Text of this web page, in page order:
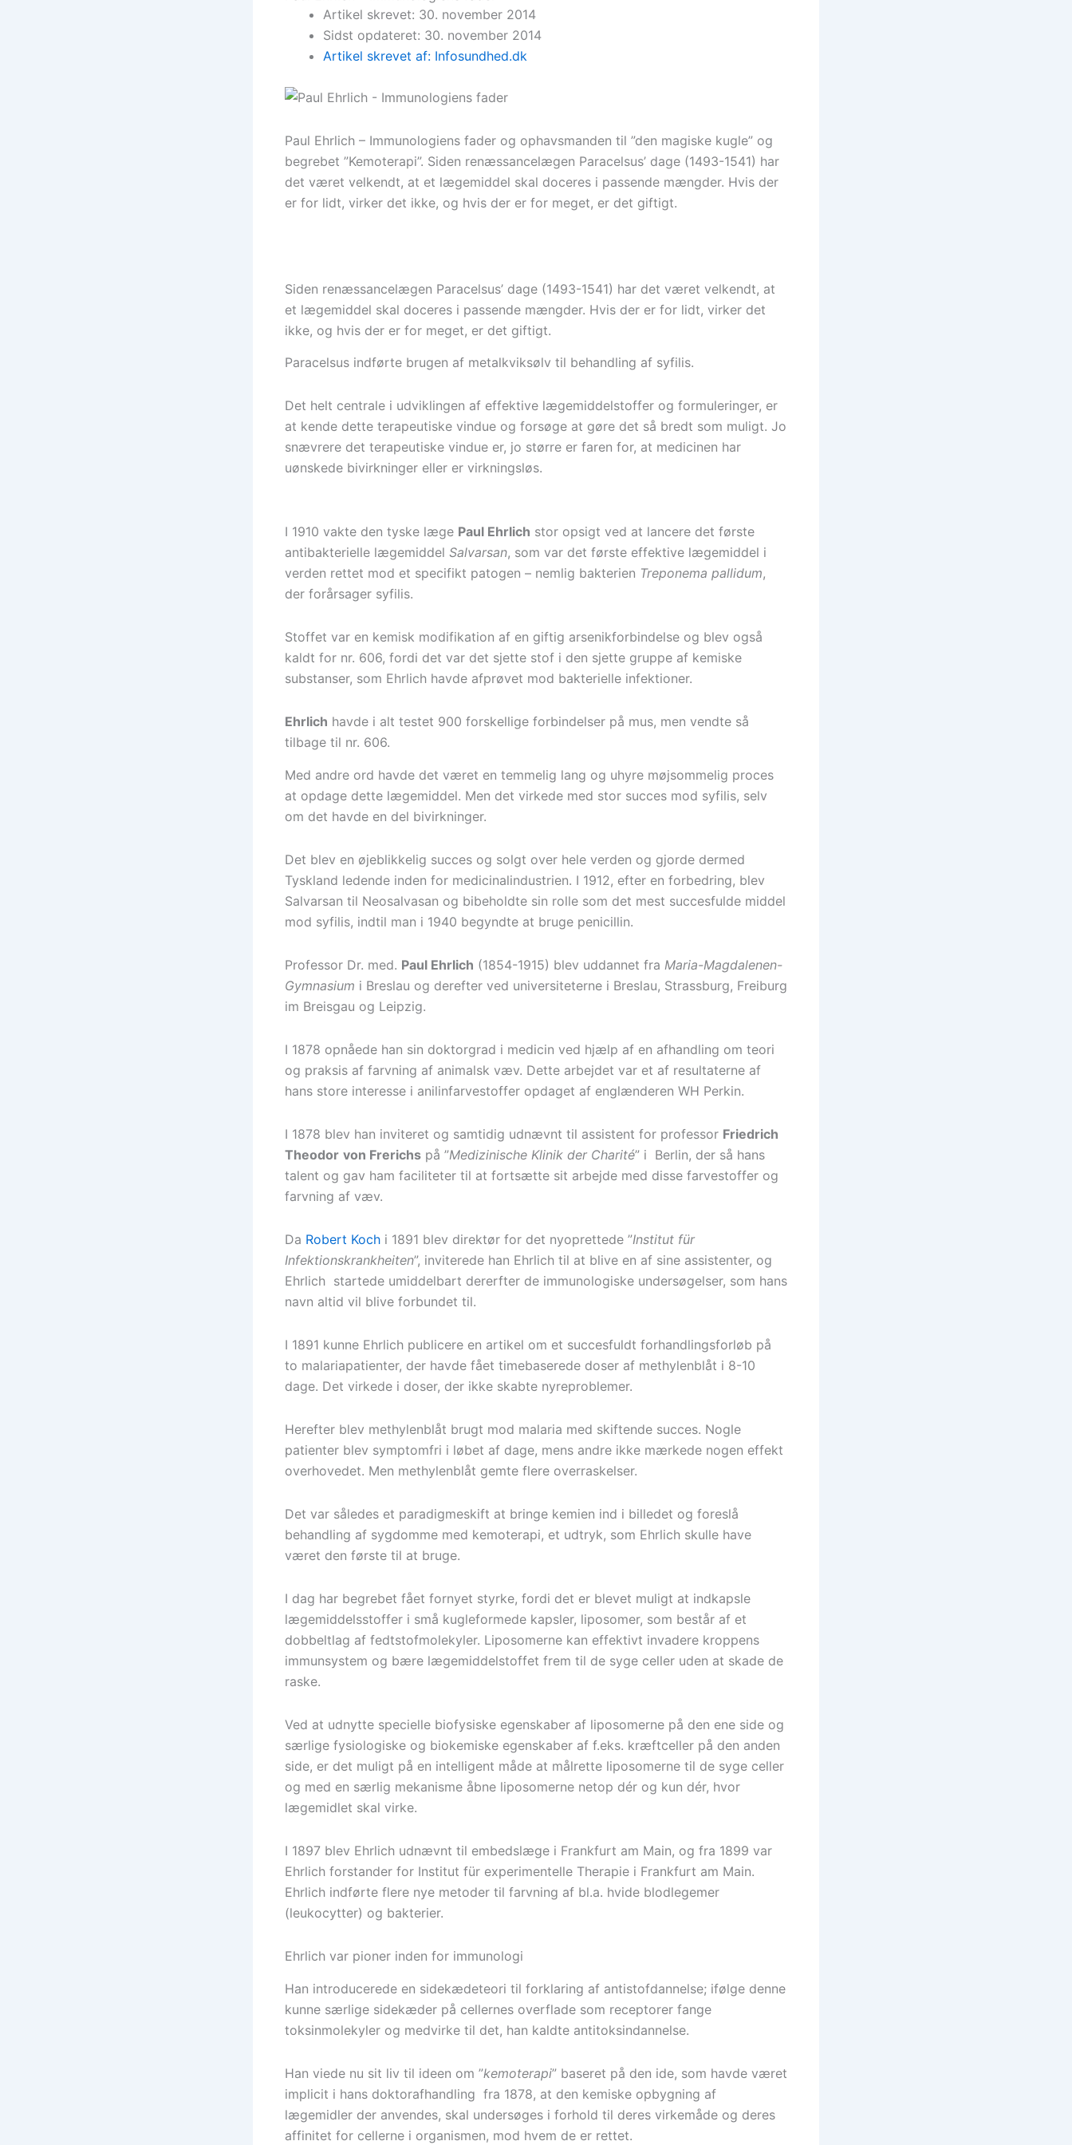
Artikel skrevet: 30. november 2014
Sidst opdateret: 30. november 2014
Artikel skrevet af: Infosundhed.dk
Paul Ehrlich – Immunologiens fader og ophavsmanden til ”den magiske kugle” og
begrebet ”Kemoterapi”. Siden renæssancelægen Paracelsus’ dage (1493-1541) har
det været velkendt, at et lægemiddel skal doceres i passende mængder. Hvis der
er for lidt, virker det ikke, og hvis der er for meget, er det giftigt.
Siden renæssancelægen Paracelsus’ dage (1493-1541) har det været velkendt, at
et lægemiddel skal doceres i passende mængder. Hvis der er for lidt, virker det
ikke, og hvis der er for meget, er det giftigt.
Paracelsus indførte brugen af metalkviksølv til behandling af syfilis.
Det helt centrale i udviklingen af effektive lægemiddelstoffer og formuleringer, er
at kende dette terapeutiske vindue og forsøge at gøre det så bredt som muligt. Jo
snævrere det terapeutiske vindue er, jo større er faren for, at medicinen har
uønskede bivirkninger eller er virkningsløs.
I 1910 vakte den tyske læge Paul Ehrlich stor opsigt ved at lancere det første
antibakterielle lægemiddel Salvarsan, som var det første effektive lægemiddel i
verden rettet mod et specifikt patogen – nemlig bakterien Treponema pallidum,
der forårsager syfilis.
Stoffet var en kemisk modifikation af en giftig arsenikforbindelse og blev også
kaldt for nr. 606, fordi det var det sjette stof i den sjette gruppe af kemiske
substanser, som Ehrlich havde afprøvet mod bakterielle infektioner.
Ehrlich havde i alt testet 900 forskellige forbindelser på mus, men vendte så
tilbage til nr. 606.
Med andre ord havde det været en temmelig lang og uhyre møjsommelig proces
at opdage dette lægemiddel. Men det virkede med stor succes mod syfilis, selv
om det havde en del bivirkninger.
Det blev en øjeblikkelig succes og solgt over hele verden og gjorde dermed
Tyskland ledende inden for medicinalindustrien. I 1912, efter en forbedring, blev
Salvarsan til Neosalvasan og bibeholdte sin rolle som det mest succesfulde middel
mod syfilis, indtil man i 1940 begyndte at bruge penicillin.
Professor Dr. med. Paul Ehrlich (1854-1915) blev uddannet fra Maria-Magdalenen-
Gymnasium i Breslau og derefter ved universiteterne i Breslau, Strassburg, Freiburg
im Breisgau og Leipzig.
I 1878 opnåede han sin doktorgrad i medicin ved hjælp af en afhandling om teori
og praksis af farvning af animalsk væv. Dette arbejdet var et af resultaterne af
hans store interesse i anilinfarvestoffer opdaget af englænderen WH Perkin.
I 1878 blev han inviteret og samtidig udnævnt til assistent for professor Friedrich
Theodor von Frerichs på ”Medizinische Klinik der Charité” i Berlin, der så hans
talent og gav ham faciliteter til at fortsætte sit arbejde med disse farvestoffer og
farvning af væv.
Da Robert Koch i 1891 blev direktør for det nyoprettede ”Institut für
Infektionskrankheiten”, inviterede han Ehrlich til at blive en af sine assistenter, og
Ehrlich startede umiddelbart dererfter de immunologiske undersøgelser, som hans
navn altid vil blive forbundet til.
I 1891 kunne Ehrlich publicere en artikel om et succesfuldt forhandlingsforløb på
to malariapatienter, der havde fået timebaserede doser af methylenblåt i 8-10
dage. Det virkede i doser, der ikke skabte nyreproblemer.
Herefter blev methylenblåt brugt mod malaria med skiftende succes. Nogle
patienter blev symptomfri i løbet af dage, mens andre ikke mærkede nogen effekt
overhovedet. Men methylenblåt gemte flere overraskelser.
Det var således et paradigmeskift at bringe kemien ind i billedet og foreslå
behandling af sygdomme med kemoterapi, et udtryk, som Ehrlich skulle have
været den første til at bruge.
I dag har begrebet fået fornyet styrke, fordi det er blevet muligt at indkapsle
lægemiddelsstoffer i små kugleformede kapsler, liposomer, som består af et
dobbeltlag af fedtstofmolekyler. Liposomerne kan effektivt invadere kroppens
immunsystem og bære lægemiddelstoffet frem til de syge celler uden at skade de
raske.
Ved at udnytte specielle biofysiske egenskaber af liposomerne på den ene side og
særlige fysiologiske og biokemiske egenskaber af f.eks. kræftceller på den anden
side, er det muligt på en intelligent måde at målrette liposomerne til de syge celler
og med en særlig mekanisme åbne liposomerne netop dér og kun dér, hvor
lægemidlet skal virke.
I 1897 blev Ehrlich udnævnt til embedslæge i Frankfurt am Main, og fra 1899 var
Ehrlich forstander for Institut für experimentelle Therapie i Frankfurt am Main.
Ehrlich indførte flere nye metoder til farvning af bl.a. hvide blodlegemer
(leukocytter) og bakterier.
Ehrlich var pioner inden for immunologi
Han introducerede en sidekædeteori til forklaring af antistofdannelse; ifølge denne
kunne særlige sidekæder på cellernes overflade som receptorer fange
toksinmolekyler og medvirke til det, han kaldte antitoksindannelse.
Han viede nu sit liv til ideen om ”kemoterapi” baseret på den ide, som havde været
implicit i hans doktorafhandling fra 1878, at den kemiske opbygning af
lægemidler der anvendes, skal undersøges i forhold til deres virkemåde og deres
affinitet for cellerne i organismen, mod hvem de er rettet.